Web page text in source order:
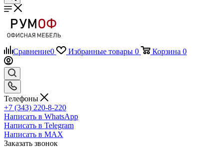
Сравнение0 Избранные товары 0 Корзина 0
Телефоны
+7 (343) 220-8-220
Написать в WhatsApp
Написать в Telegram
Написать в MAX
Заказать звонок